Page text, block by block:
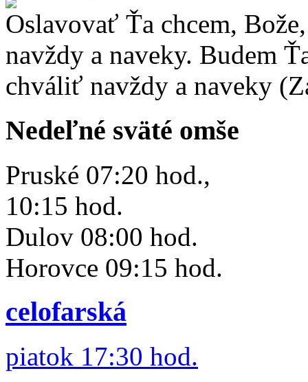
Malý chlapec sa modlí:
Pane Bože, ďakujem za otecka, za mamičku a prosím aj za Teba,
Oslavovať Ťa chcem,
navždy a naveky. Budem
chváliť navždy a naveky
Nedeľné sväté omše
Pruské 07:20 hod.,
10:15 hod.
Dulov 08:00 hod.
Horovce 09:15 hod.
celofarská
piatok 17:30 hod.